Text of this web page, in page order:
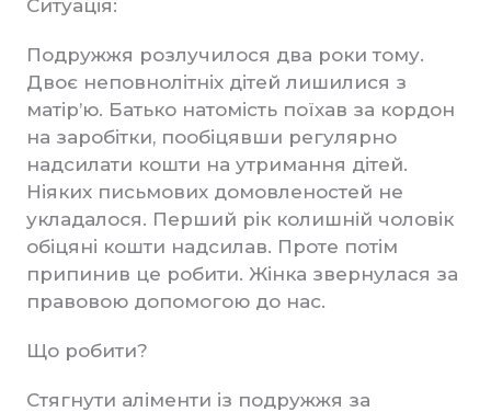
Ситуація:
Подружжя розлучилося два роки тому.
Двоє неповнолітніх дітей лишилися з
матір’ю. Батько натомість поїхав за кордон
на заробітки, пообіцявши регулярно
надсилати кошти на утримання дітей.
Ніяких письмових домовленостей не
укладалося. Перший рік колишній чоловік
обіцяні кошти надсилав. Проте потім
припинив це робити. Жінка звернулася за
правовою допомогою до нас.
Що робити?
Стягнути аліменти із подружжя за